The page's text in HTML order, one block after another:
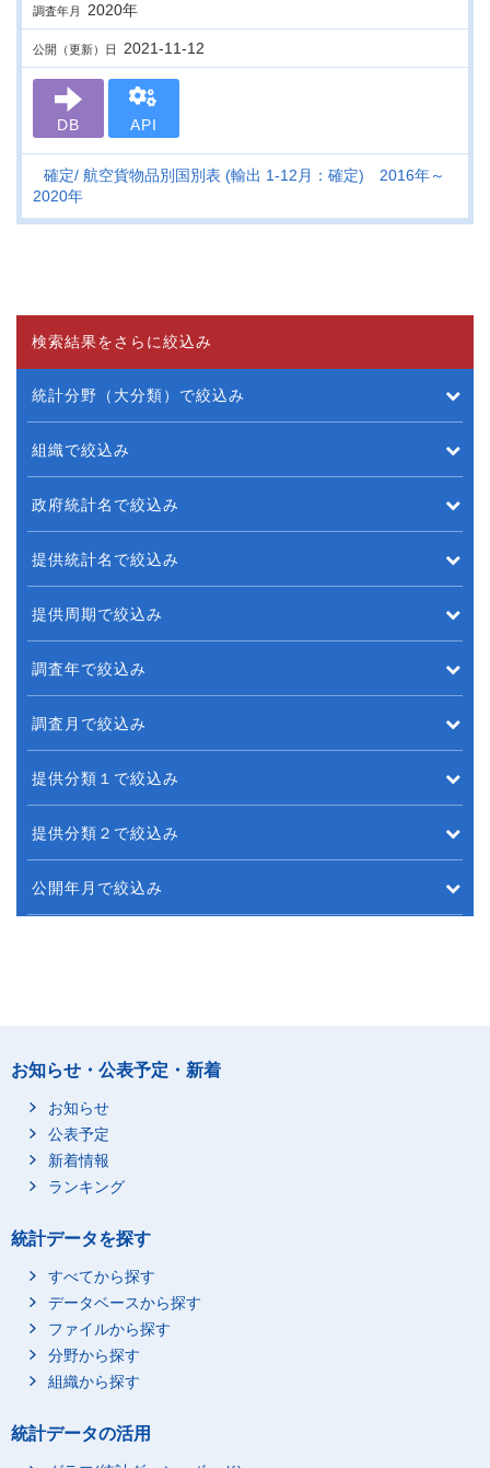
調査年月 2020年
公開（更新）日 2021-11-12
DB API
確定 航空貨物品別国別表 (輸出 1-12月：確定) 2016年～
2020年
検索結果をさらに絞込み
統計分野（大分類）で絞込み
組織で絞込み
政府統計名で絞込み
提供統計名で絞込み
提供周期で絞込み
調査年で絞込み
調査月で絞込み
提供分類１で絞込み
提供分類２で絞込み
公開年月で絞込み
お知らせ・公表予定・新着
お知らせ
公表予定
新着情報
ランキング
統計データを探す
すべてから探す
データベースから探す
ファイルから探す
分野から探す
組織から探す
統計データの活用